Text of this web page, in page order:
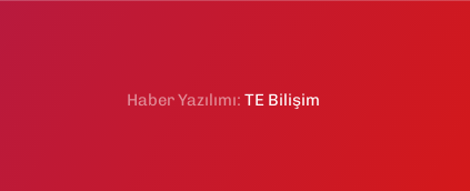
Haber Yazılımı:TE Bilişim